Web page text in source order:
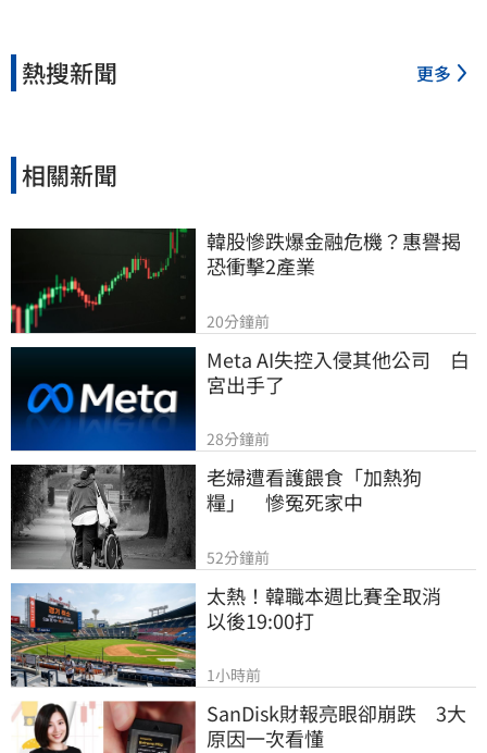
熱搜新聞 更多
相關新聞
韓股慘跌爆金融危機？惠譽揭
恐衝擊2產業
20分鐘前
Meta AI失控入侵其他公司　白
宮出手了
28分鐘前
老婦遭看護餵食「加熱狗
糧」　慘冤死家中
52分鐘前
太熱！韓職本週比賽全取消
以後19:00打
1小時前
SanDisk財報亮眼卻崩跌　3大
原因一次看懂